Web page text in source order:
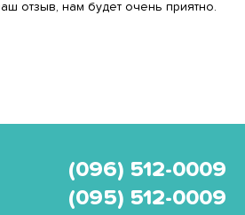
отзыв, нам будет очень приятно.
(096) 512-0009
(095) 512-0009